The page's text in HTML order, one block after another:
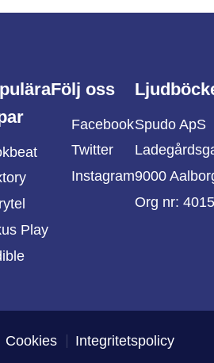
Play
Följ oss
Facebook
Twitter
Instagram
Spudo ApS
9000
Org nr:
Cookies Integritetspolicy